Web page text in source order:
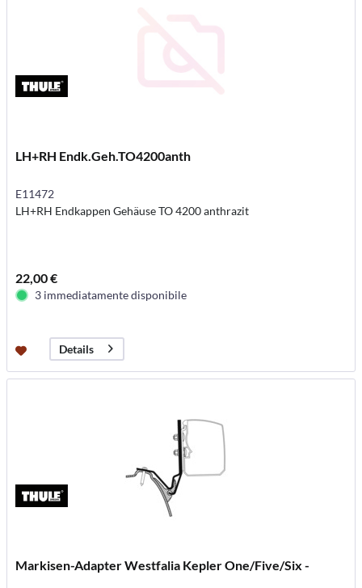
LH+RH Endk.Geh.TO4200anth
E11472
LH+RH Endkappen Gehäuse TO 4200 anthrazit
22,00 €
3 immediatamente disponibile
Details
Markisen-Adapter Westfalia Kepler One/Five/Six -